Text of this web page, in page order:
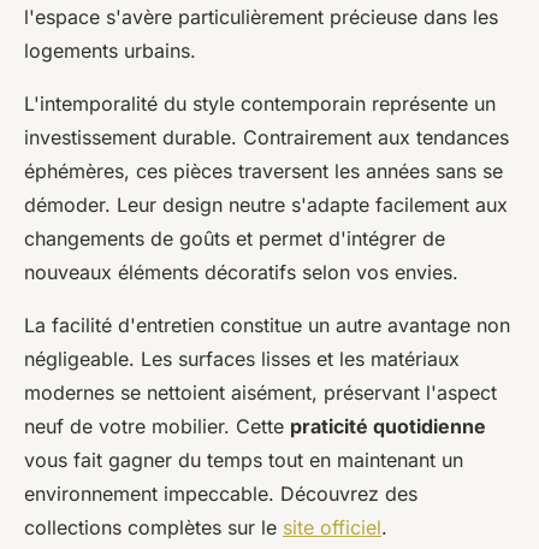
l'espace s'avère particulièrement précieuse dans les
logements urbains.
L'intemporalité du style contemporain représente un
investissement durable. Contrairement aux tendances
éphémères, ces pièces traversent les années sans se
démoder. Leur design neutre s'adapte facilement aux
changements de goûts et permet d'intégrer de
nouveaux éléments décoratifs selon vos envies.
La facilité d'entretien constitue un autre avantage non
négligeable. Les surfaces lisses et les matériaux
modernes se nettoient aisément, préservant l'aspect
neuf de votre mobilier. Cette praticité quotidienne
vous fait gagner du temps tout en maintenant un
environnement impeccable. Découvrez des
collections complètes sur le site officiel.